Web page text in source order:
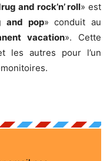
and rock’n’ roll» est
and pop» conduit au
vacation». Cette
les autres pour l’un